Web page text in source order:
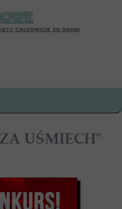
UŚMIECH"